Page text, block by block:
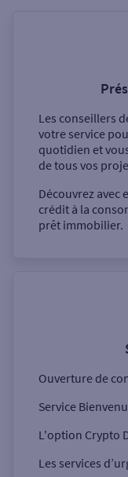
Les conseillers
votre service
quotidien et
de tous vos
Découvrez avec
crédit à la
prêt immobilier.
Ouverture de
Service
L'option Crypto
Les services